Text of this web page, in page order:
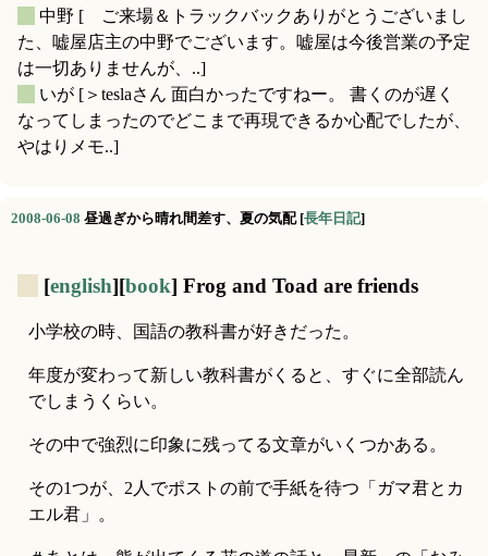
中野 [ ご来場＆トラックバックありがとうございまし
た、嘘屋店主の中野でございます。嘘屋は今後営業の予定
は一切ありませんが、..]
いが [＞teslaさん 面白かったですねー。 書くのが遅く
なってしまったのでどこまで再現できるか心配でしたが、
やはりメモ..]
2008-06-08 昼過ぎから晴れ間差す、夏の気配 [長年日記]
[english][book] Frog and Toad are friends
小学校の時、国語の教科書が好きだった。
年度が変わって新しい教科書がくると、すぐに全部読ん
でしまうくらい。
その中で強烈に印象に残ってる文章がいくつかある。
その1つが、2人でポストの前で手紙を待つ「ガマ君とカ
エル君」。